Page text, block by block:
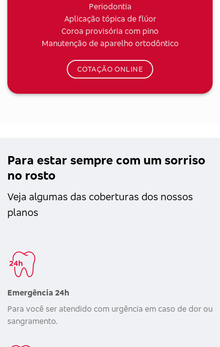
Periodontia
Aplicação tópica de flúor
Coroa provisória com pino
Manutenção de aparelho ortodôntico
COTAÇÃO ONLINE
Para estar sempre com um sorriso
no rosto
Veja algumas das coberturas dos nossos
planos
Emergência 24h
Para você ser atendido com urgência em caso de dor ou
sangramento.